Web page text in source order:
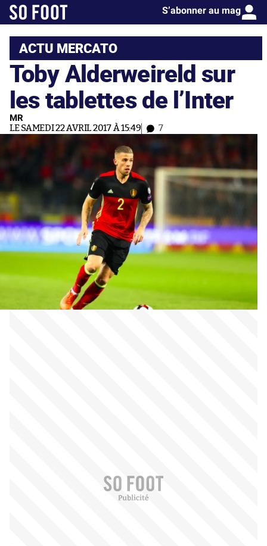
S’abonner au mag
ACTU MERCATO
Toby Alderweireld sur
les tablettes de l’Inter
MR
LE SAMEDI 22 AVRIL 2017 À 15:49 7